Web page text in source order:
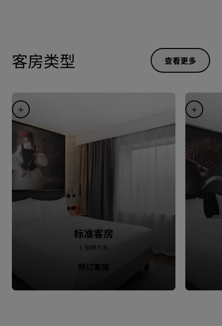
客房类型 查看更多
标准客房
1 张特大床
预订客房